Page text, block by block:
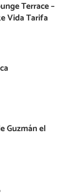
Terrace –
Vida Tarifa
Guzmán el